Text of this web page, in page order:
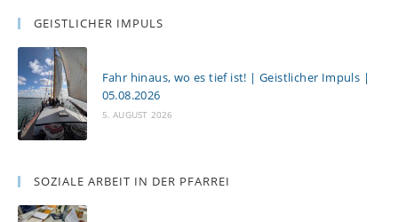
GEISTLICHER IMPULS
Fahr hinaus, wo es tief ist! | Geistlicher Impuls |
05.08.2026
5. AUGUST 2026
SOZIALE ARBEIT IN DER PFARREI